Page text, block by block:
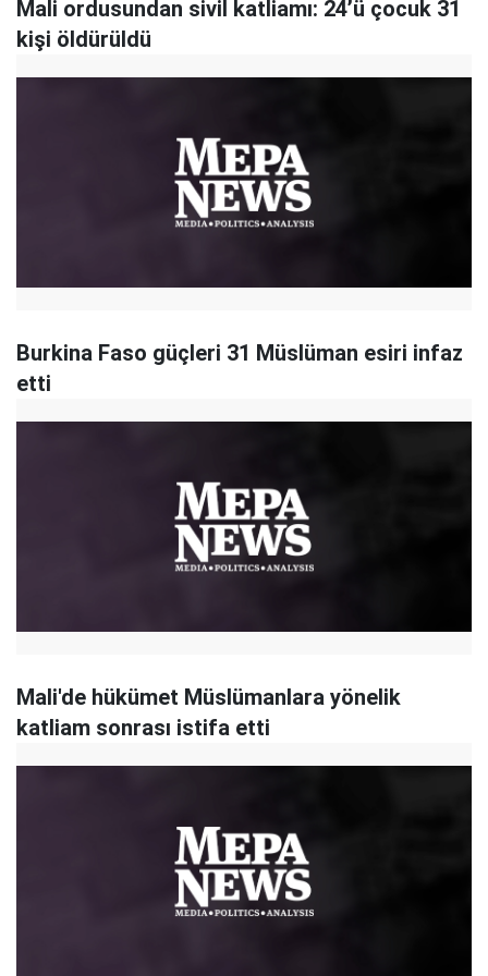
Mali ordusundan sivil katliamı: 24’ü çocuk 31
kişi öldürüldü
Burkina Faso güçleri 31 Müslüman esiri infaz
etti
Mali'de hükümet Müslümanlara yönelik
katliam sonrası istifa etti